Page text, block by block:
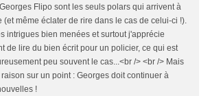
Flipo sont les seuls polars qui arrivent à
(et même éclater de rire dans le cas de celui-ci !).
intrigues bien menées et surtout j'apprécie
de lire du bien écrit pour un policier, ce qui est
peu souvent le cas...<br /> <br /> Mais
sur un point : Georges doit continuer à
!